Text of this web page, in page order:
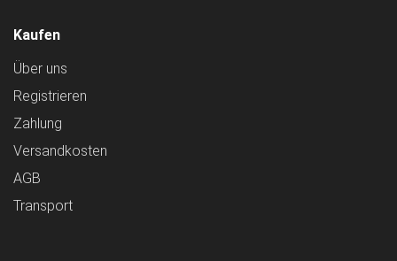
Kaufen
Über uns
Registrieren
Zahlung
Versandkosten
AGB
Transport